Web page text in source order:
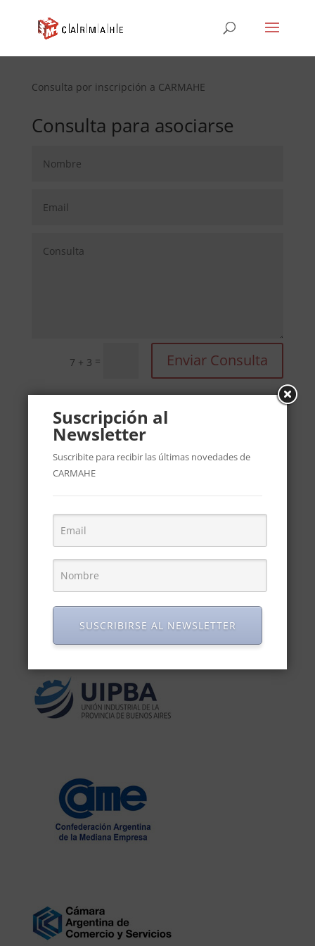
Consulta por inscripción a CARMAHE
Consulta para asociarse
7 + 3 = Enviar Consulta
Suscripción al
Newsletter
Suscribite para recibir las últimas novedades de
CARMAHE
SUSCRIBIRSE AL NEWSLETTER